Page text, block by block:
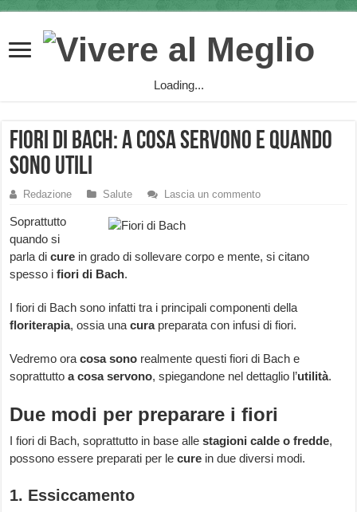
Loading...
Fiori di Bach: a cosa servono e quando
sono utili
Redazione Salute Lascia un commento
Soprattutto
quando si
parla dicure in grado di sollevare corpo e mente, si citano
spesso ifiori di Bach.
I fiori di Bach sono infatti tra i principali componenti della
floriterapia, ossia unacurapreparata con infusi di fiori.
Vedremo oracosa sono realmente questi fiori di Bach e
soprattuttoa cosa servono, spiegandone nel dettaglio l’utilità.
Due modi per preparare i fiori
I fiori di Bach, soprattutto in base allestagioni calde o fredde,
possono essere preparati per lecure in due diversi modi.
1. Essiccamento